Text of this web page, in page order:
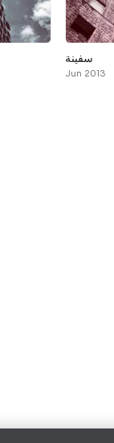
سفينة
Jun 2013